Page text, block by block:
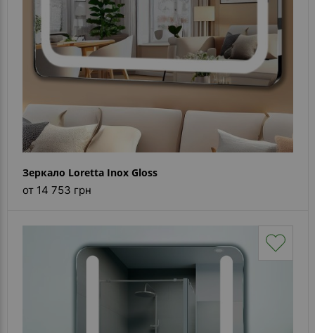
Зеркало Loretta Inox Gloss
от 14 753 грн